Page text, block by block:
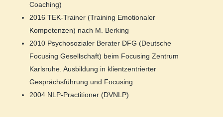
Coaching)
2016 TEK-Trainer (Training Emotionaler
Kompetenzen) nach M. Berking
2010 Psychosozialer Berater DFG (Deutsche
Focusing Gesellschaft) beim Focusing Zentrum
Karlsruhe. Ausbildung in klientzentrierter
Gesprächsführung und Focusing
2004 NLP-Practitioner (DVNLP)